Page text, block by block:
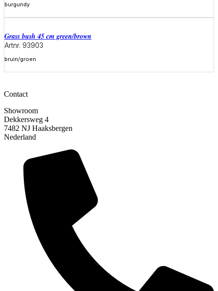
burgundy
Meer informatie
grass bush 45 cm green/brown
Artnr. 93903
bruin/groen
Meer informatie
Contact
Showroom
Dekkersweg 4
7482 NJ Haaksbergen
Nederland